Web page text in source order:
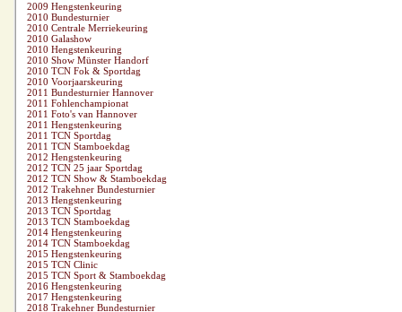
2009 Hengstenkeuring
2010 Bundesturnier
2010 Centrale Merriekeuring
2010 Galashow
2010 Hengstenkeuring
2010 Show Münster Handorf
2010 TCN Fok & Sportdag
2010 Voorjaarskeuring
2011 Bundesturnier Hannover
2011 Fohlenchampionat
2011 Foto's van Hannover
2011 Hengstenkeuring
2011 TCN Sportdag
2011 TCN Stamboekdag
2012 Hengstenkeuring
2012 TCN 25 jaar Sportdag
2012 TCN Show & Stamboekdag
2012 Trakehner Bundesturnier
2013 Hengstenkeuring
2013 TCN Sportdag
2013 TCN Stamboekdag
2014 Hengstenkeuring
2014 TCN Stamboekdag
2015 Hengstenkeuring
2015 TCN Clinic
2015 TCN Sport & Stamboekdag
2016 Hengstenkeuring
2017 Hengstenkeuring
2018 Trakehner Bundesturnier